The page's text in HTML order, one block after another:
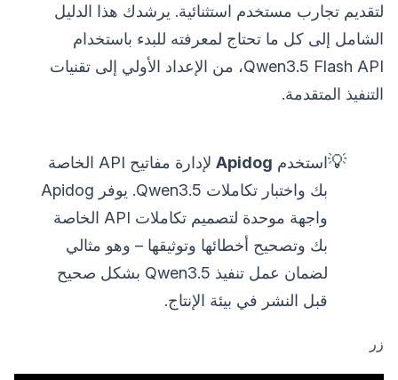
لتقديم تجارب مستخدم استثنائية. يرشدك هذا الدليل
الشامل إلى كل ما تحتاج لمعرفته للبدء باستخدام
Qwen3.5 Flash API، من الإعداد الأولي إلى تقنيات
التنفيذ المتقدمة.
💡استخدم Apidog
لإدارة مفاتيح API الخاصة
بك واختبار تكاملات Qwen3.5. يوفر Apidog
واجهة موحدة لتصميم تكاملات API الخاصة
بك وتصحيح أخطائها وتوثيقها – وهو مثالي
لضمان عمل تنفيذ Qwen3.5 بشكل صحيح
قبل النشر في بيئة الإنتاج.
زر